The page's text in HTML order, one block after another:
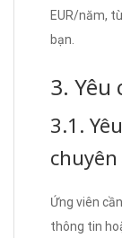
EUR/năm,
bạn.
3. Yêu
3.1.
Ứng viên
thông tin